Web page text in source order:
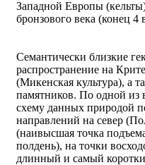
Западной Европы
бронзового века (конец 4
Семантически близкие
распространение на
(Микенская культура), а
памятников. По одной из
схему данных природой
направлений на север
(наивысшая точка
полдень), на точки
длинный и самый